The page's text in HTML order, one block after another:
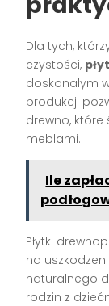
Dla tych,
czystości,
doskonałym
produkcji
drewno, które
meblami.
Ile
Płytki
na
naturalnego
rodzin z